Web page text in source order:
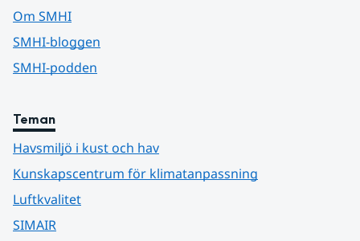
Om SMHI
SMHI-bloggen
SMHI-podden
Teman
Havsmiljö i kust och hav
Kunskapscentrum för klimatanpassning
Luftkvalitet
SIMAIR